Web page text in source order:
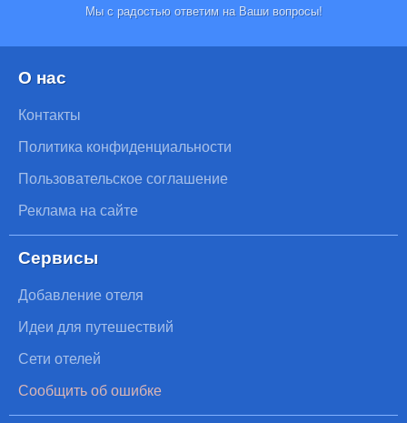
Мы с радостью ответим на Ваши вопросы!
О нас
Контакты
Политика конфиденциальности
Пользовательское соглашение
Реклама на сайте
Сервисы
Добавление отеля
Идеи для путешествий
Сети отелей
Сообщить об ошибке